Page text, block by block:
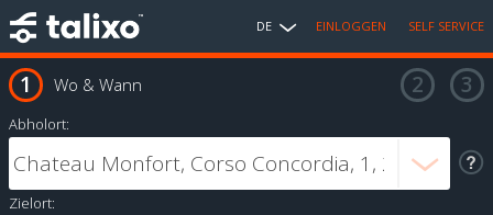
DE EINLOGGEN SELF SERVICE
Wo & Wann
Abholort:
Zielort: